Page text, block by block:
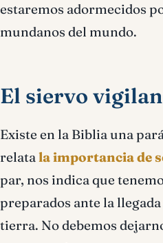
estaremos adormecidos
mundanos del mundo.
El siervo
Existe en la Biblia una
relatala importancia de
par, nos indica que
preparados ante la llegada
tierra. No debemos